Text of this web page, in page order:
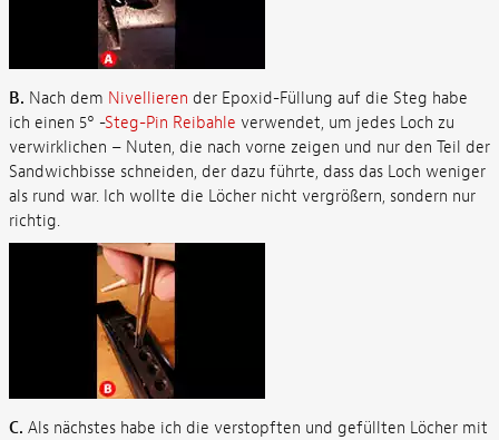
B. Nach dem Nivellieren der Epoxid-Füllung auf die Steg habe
ich einen 5° -Steg-Pin Reibahle verwendet, um jedes Loch zu
verwirklichen – Nuten, die nach vorne zeigen und nur den Teil der
Sandwichbisse schneiden, der dazu führte, dass das Loch weniger
als rund war. Ich wollte die Löcher nicht vergrößern, sondern nur
richtig.
C. Als nächstes habe ich die verstopften und gefüllten Löcher mit